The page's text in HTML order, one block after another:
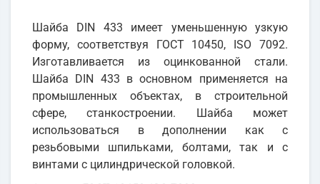
Шайба DIN 433 имеет уменьшенную узкую
форму, соответствуя ГОСТ 10450, ISO 7092.
Изготавливается из оцинкованной стали.
Шайба DIN 433 в основном применяется на
промышленных объектах, в строительной
сфере, станкостроении. Шайба может
использоваться в дополнении как с
резьбовыми шпильками, болтами, так и с
винтами с цилиндрической головкой.